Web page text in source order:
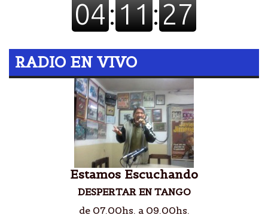
RADIO EN VIVO
Estamos Escuchando
DESPERTAR EN TANGO
de 07.00hs. a 09.00hs.